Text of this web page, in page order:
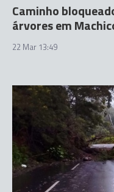
Caminho
árvores em
22 Mar 13:49